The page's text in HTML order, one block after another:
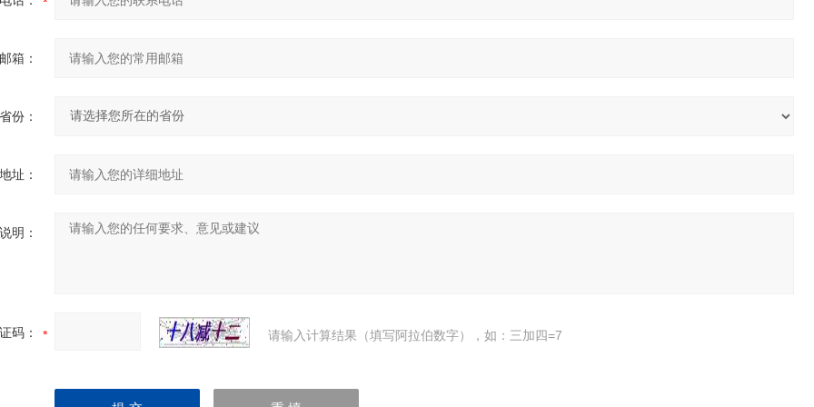
箱：
省份：
址：
明：
码： 请输入计算结果（填写阿拉伯数字），如：三加四=7